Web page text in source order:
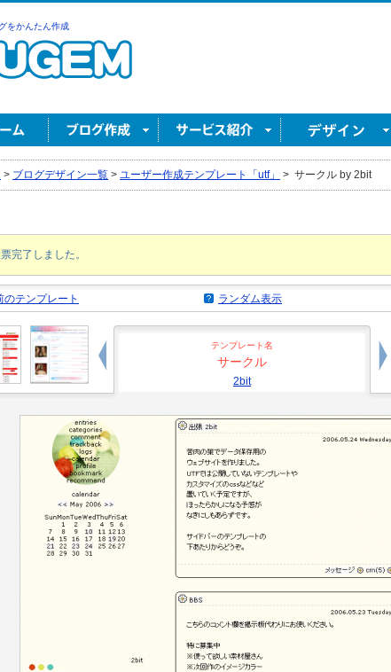
をかんたん作成
> ブログデザイン一覧 > ユーザー作成テンプレート「utf」 > サークル by 2bit
完了しました。
のテンプレート ランダム表示
テンプレート名
サークル
2bit